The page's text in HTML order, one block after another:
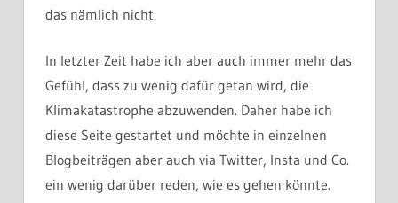
das nämlich nicht.
In letzter Zeit habe ich aber auch immer mehr das
Gefühl, dass zu wenig dafür getan wird, die
Klimakatastrophe abzuwenden. Daher habe ich
diese Seite gestartet und möchte in einzelnen
Blogbeiträgen aber auch via Twitter, Insta und Co.
ein wenig darüber reden, wie es gehen könnte.